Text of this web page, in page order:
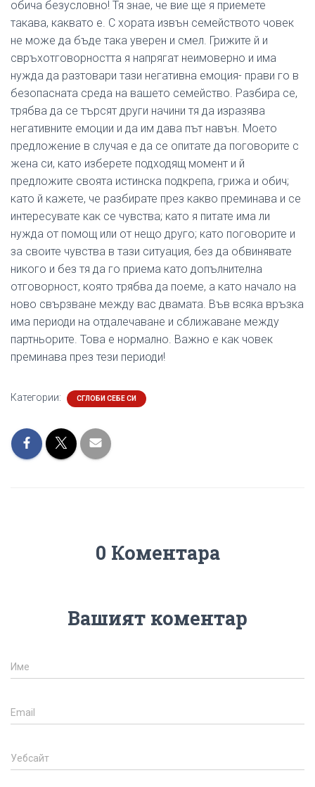
обича безусловно! Тя знае, че вие ще я приемете
такава, каквато е. С хората извън семейството човек
не може да бъде така уверен и смел. Грижите й и
свръхотговорността я напрягат неимоверно и има
нужда да разтовари тази негативна емоция- прави го в
безопасната среда на вашето семейство. Разбира се,
трябва да се търсят други начини тя да изразява
негативните емоции и да им дава път навън. Моето
предложение в случая е да се опитате да поговорите с
жена си, като изберете подходящ момент и й
предложите своята истинска подкрепа, грижа и обич;
като й кажете, че разбирате през какво преминава и се
интересувате как се чувства; като я питате има ли
нужда от помощ или от нещо друго; като поговорите и
за своите чувства в тази ситуация, без да обвинявате
никого и без тя да го приема като допълнителна
отговорност, която трябва да поеме, а като начало на
ново свързване между вас двамата. Във всяка връзка
има периоди на отдалечаване и сближаване между
партньорите. Това е нормално. Важно е как човек
преминава през тези периоди!
Категории: СГЛОБИ СЕБЕ СИ
0 Коментара
Вашият коментар
Име
Email
Уебсайт